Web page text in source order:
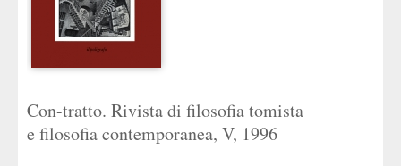
Con-tratto. Rivista di filosofia tomista
e filosofia contemporanea, V, 1996